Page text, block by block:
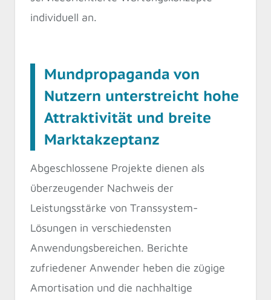
individuell an.
Mundpropaganda von
Nutzern unterstreicht hohe
Attraktivität und breite
Marktakzeptanz
Abgeschlossene Projekte dienen als
überzeugender Nachweis der
Leistungsstärke von Transsystem-
Lösungen in verschiedensten
Anwendungsbereichen. Berichte
zufriedener Anwender heben die zügige
Amortisation und die nachhaltige